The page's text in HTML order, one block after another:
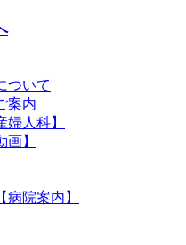
ついて
案内
人科】
】
院案内】